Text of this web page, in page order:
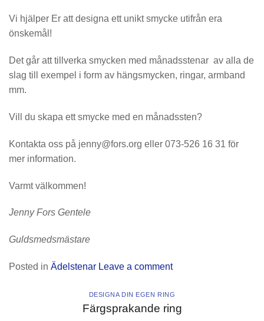
Vi hjälper Er att designa ett unikt smycke utifrån era
önskemål!
Det går att tillverka smycken med månadsstenar av alla de
slag till exempel i form av hängsmycken, ringar, armband
mm.
Vill du skapa ett smycke med en månadssten?
Kontakta oss på jenny@fors.org eller 073-526 16 31 för
mer information.
Varmt välkommen!
Jenny Fors Gentele
Guldsmedsmästare
Posted in Ädelstenar Leave a comment
DESIGNA DIN EGEN RING
Färgsprakande ring